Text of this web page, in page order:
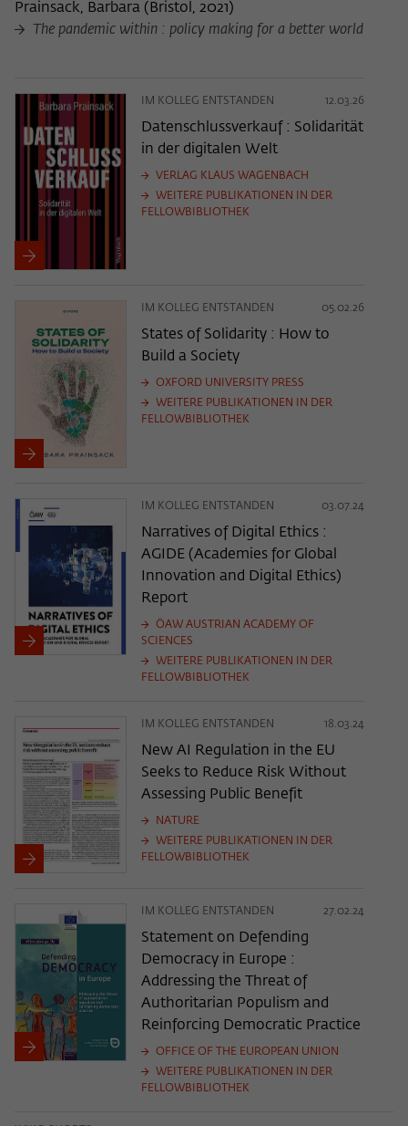
Prainsack, Barbara ( Bristol, 2021)
The pandemic within : policy making for a better world
IM KOLLEG ENTSTANDEN 12.03.26
Datenschlussverkauf : Solidarität
in der digitalen Welt
VERLAG KLAUS WAGENBACH
WEITERE PUBLIKATIONEN IN DER
FELLOWBIBLIOTHEK
IM KOLLEG ENTSTANDEN 05.02.26
States of Solidarity : How to
Build a Society
OXFORD UNIVERSITY PRESS
WEITERE PUBLIKATIONEN IN DER
FELLOWBIBLIOTHEK
IM KOLLEG ENTSTANDEN 03.07.24
Narratives of Digital Ethics :
AGIDE (Academies for Global
Innovation and Digital Ethics)
Report
ÖAW AUSTRIAN ACADEMY OF
SCIENCES
WEITERE PUBLIKATIONEN IN DER
FELLOWBIBLIOTHEK
IM KOLLEG ENTSTANDEN 18.03.24
New AI Regulation in the EU
Seeks to Reduce Risk Without
Assessing Public Benefit
NATURE
WEITERE PUBLIKATIONEN IN DER
FELLOWBIBLIOTHEK
IM KOLLEG ENTSTANDEN 27.02.24
Statement on Defending
Democracy in Europe :
Addressing the Threat of
Authoritarian Populism and
Reinforcing Democratic Practice
OFFICE OF THE EUROPEAN UNION
WEITERE PUBLIKATIONEN IN DER
FELLOWBIBLIOTHEK